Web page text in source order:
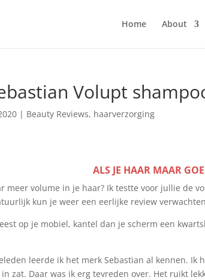
Home About
Volupt
| Beauty Reviews, haarverzorging
ALS JE HAAR MAAR
meer volume in je haar? Ik testte voor jullie de
kun je weer een eerlijke review
op je mobiel, kantel dan je scherm een
leerde ik het merk Sebastian al kennen. Ik
zat. Daar was ik erg tevreden over. Het ruikt